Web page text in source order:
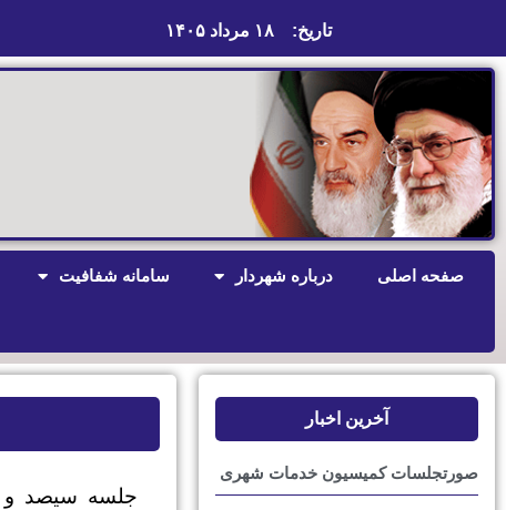
تاریخ: ۱۸ مرداد ۱۴۰۵
صفحه اصلی درباره شهردار سامانه شفافیت
آخرین اخبار
صورتجلسات کمیسیون خدمات شهری